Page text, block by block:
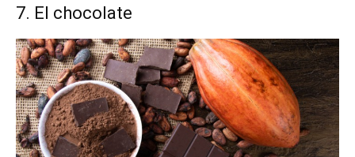
7. El chocolate